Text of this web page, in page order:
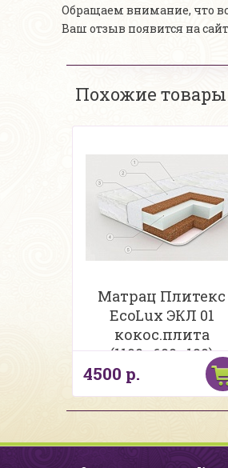
Обращаем внимание, что
Ваш отзыв появится на
Похожие товары
Матрац Плитекс
EcoLux ЭКЛ 01
кокос.плита
(1190х600х120)
4500 р.